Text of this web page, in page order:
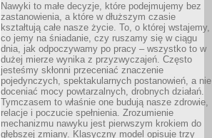
Nawyki to małe decyzje, które podejmujemy bez
zastanowienia, a które w dłuższym czasie
kształtują całe nasze życie. To, o której wstajemy,
co jemy na śniadanie, czy ruszamy się w ciągu
dnia, jak odpoczywamy po pracy – wszystko to w
dużej mierze wynika z przyzwyczajeń. Często
jesteśmy skłonni przeceniać znaczenie
pojedynczych, spektakularnych postanowień, a nie
doceniać mocy powtarzalnych, drobnych działań.
Tymczasem to właśnie one budują nasze zdrowie,
relacje i poczucie spełnienia. Zrozumienie
mechanizmu nawyku jest pierwszym krokiem do
głębszej zmiany. Klasyczny model opisuje trzy